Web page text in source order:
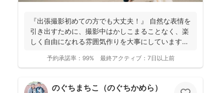
『出張撮影初めての方でも大丈夫！』 自然な表情を
引き出すために、撮影中はかしこまることなく、楽
しく自由になれる雰囲気作りを大事にしています＾
予約承諾率： 99% 最終アクティブ： 7日以上前
のぐちまちこ（のぐちかめら）